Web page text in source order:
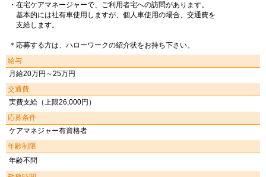
・在宅ケアマネージャーで、ご利用者宅への訪問があります。
基本的には社有車使用しますが、個人車使用の場合、交通費を
支給します。
＊応募する方は、ハローワークの紹介状をお持ち下さい。
給与
月給20万円～25万円
交通費
実費支給（上限26,000円）
応募条件
ケアマネジャー有資格者
年齢制限
年齢不問